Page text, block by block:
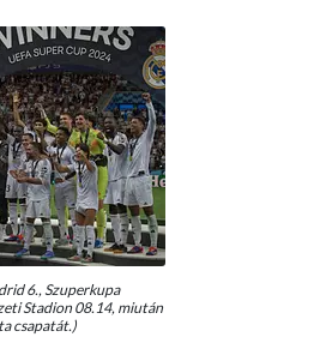
6., Szuperkupa
Stadion 08.14, miután
csapatát.)